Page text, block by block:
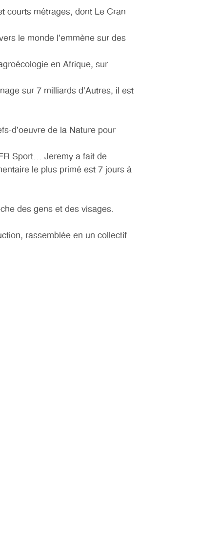
courts métrages, dont Le Cran
le monde l’emmène sur des
en Afrique, sur
sur 7 milliards d’Autres, il est
d’oeuvre de la Nature pour
Sport… Jeremy a fait de
le plus primé est 7 jours à
des gens et des visages.
rassemblée en un collectif.